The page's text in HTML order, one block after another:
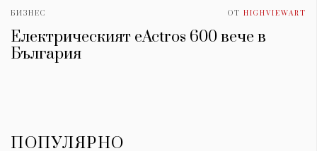
БИЗНЕС ОТ HIGHVIEWART
Електрическият eActros 600 вече в
България
ПОПУЛЯРНО